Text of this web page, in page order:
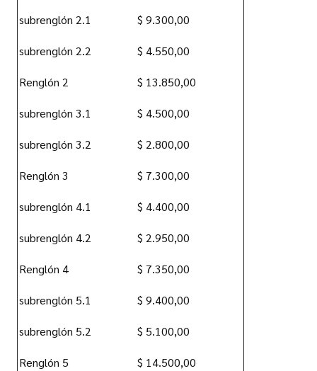
subrenglón 2.1 $ 9.300,00
subrenglón 2.2 $ 4.550,00
Renglón 2 $ 13.850,00
subrenglón 3.1 $ 4.500,00
subrenglón 3.2 $ 2.800,00
Renglón 3 $ 7.300,00
subrenglón 4.1 $ 4.400,00
subrenglón 4.2 $ 2.950,00
Renglón 4 $ 7.350,00
subrenglón 5.1 $ 9.400,00
subrenglón 5.2 $ 5.100,00
Renglón 5 $ 14.500,00